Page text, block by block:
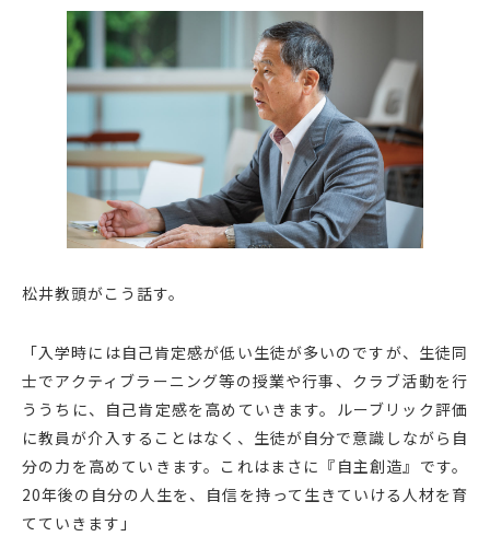
松井教頭がこう話す。
「入学時には自己肯定感が低い生徒が多いのですが、生徒同
士でアクティブラーニング等の授業や行事、クラブ活動を行
ううちに、自己肯定感を高めていきます。ルーブリック評価
に教員が介入することはなく、生徒が自分で意識しながら自
分の力を高めていきます。これはまさに『自主創造』です。
20年後の自分の人生を、自信を持って生きていける人材を育
てていきます」